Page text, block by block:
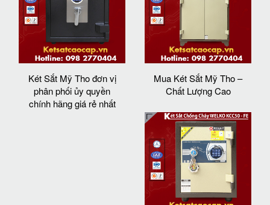
Két Sắt Mỹ Tho đơn vị
phân phối ủy quyền
chính hãng giá rẻ nhất
Mua Két Sắt Mỹ Tho –
Chất Lượng Cao